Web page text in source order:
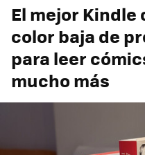
El mejor Kindle
color baja de
para leer
mucho más